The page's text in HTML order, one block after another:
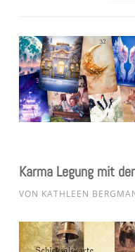
Karma Legung mit
VON KATHLEEN